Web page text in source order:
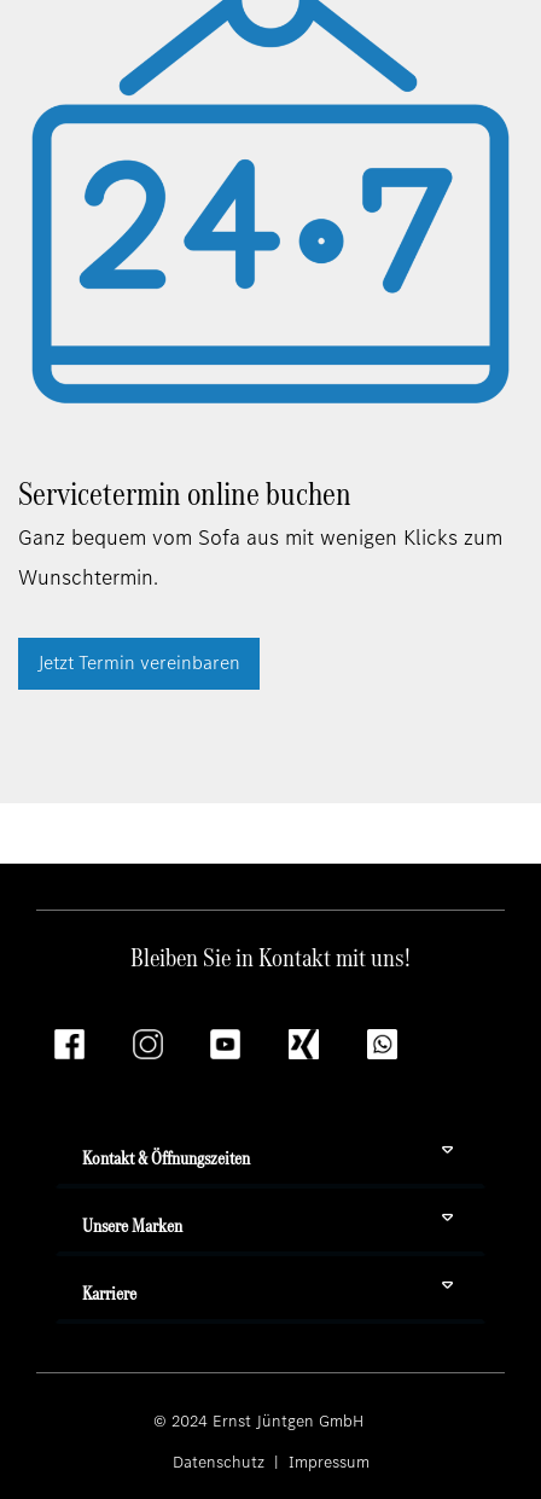
Servicetermin online buchen
Ganz bequem vom Sofa aus mit wenigen Klicks zum
Wunschtermin.
Jetzt Termin vereinbaren
Bleiben Sie in Kontakt mit uns!
Kontakt & Öffnungszeiten
Unsere Marken
Karriere
© 2024 Ernst Jüntgen GmbH ­
Datenschutz | Impressum